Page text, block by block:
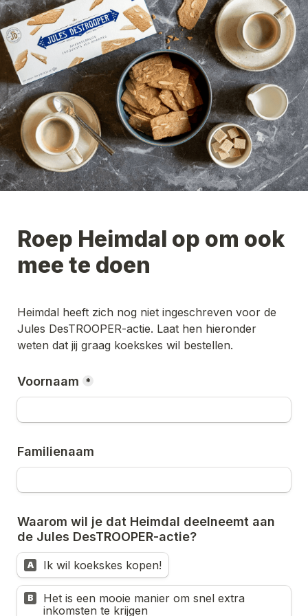
Roep Heimdal op om ook
mee te doen
Heimdal heeft zich nog niet ingeschreven voor de
Jules DesTROOPER-actie. Laat hen hieronder
weten dat jij graag koekskes wil bestellen.
Voornaam *
Familienaam
Waarom wil je dat Heimdal deelneemt aan
de Jules DesTROOPER-actie?
A Ik wil koekskes kopen!
B
Het is een mooie manier om snel extra
inkomsten te krijgen